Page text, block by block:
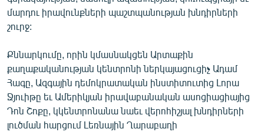
ՏԵՍԱՆՅՈՒԹԵՐ
ԲԱՆԱՎԵՃ
ՓՈԴՔԱՍԹ
Հայերեն
English
մարդու իրավունքների պաշտպանության խնդիրների
շուրջ:
Քննարկումը, որին կմասնակցեն Արտաքին
քաղաքականության կենտրոնի ներկայացուցիչ Ադամ
Հագը, Ազգային դեմոկրատական ինստիտուտից Լորա
Ջյուիթը եւ Ամերիկյան իրավաբանական ասոցիացիայից
Դոն Շոքը, կկենտրոնանա նաեւ վերոհիշյալ խնդիրների
լուծման հարցում Լեռնային Ղարաբաղի